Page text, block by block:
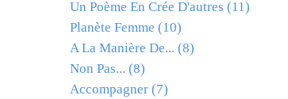
Un Poème En Crée D'autres (11)
Planète Femme (10)
A La Manière De... (8)
Non Pas... (8)
Accompagner (7)